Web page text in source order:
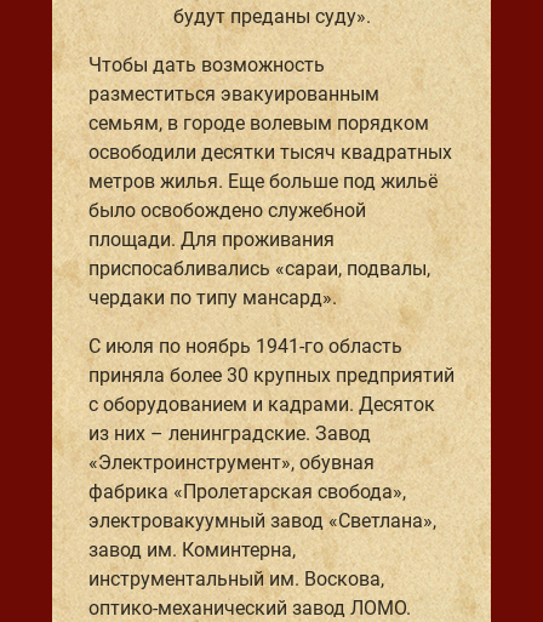
будут преданы суду».
Чтобы дать возможность
разместиться эвакуированным
семьям, в городе волевым порядком
освободили десятки тысяч квадратных
метров жилья. Еще больше под жильё
было освобождено служебной
площади. Для проживания
приспосабливались «сараи, подвалы,
чердаки по типу мансард».
С июля по ноябрь 1941-го область
приняла более 30 крупных предприятий
с оборудованием и кадрами. Десяток
из них – ленинградские. Завод
«Электроинструмент», обувная
фабрика «Пролетарская свобода»,
электровакуумный завод «Светлана»,
завод им. Коминтерна,
инструментальный им. Воскова,
оптико-механический завод ЛОМО.